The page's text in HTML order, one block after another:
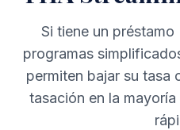
Si tiene un
programas
permiten bajar su tasa
tasación en la